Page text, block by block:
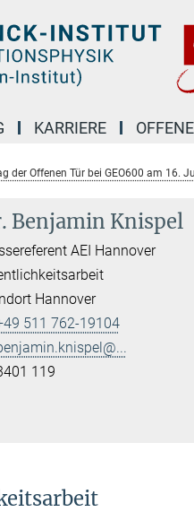
KARRIERE
der Offenen Tür bei GEO600 am 16.
Benjamin Knispel
AEI Hannover
Hannover
511 762-19104
119